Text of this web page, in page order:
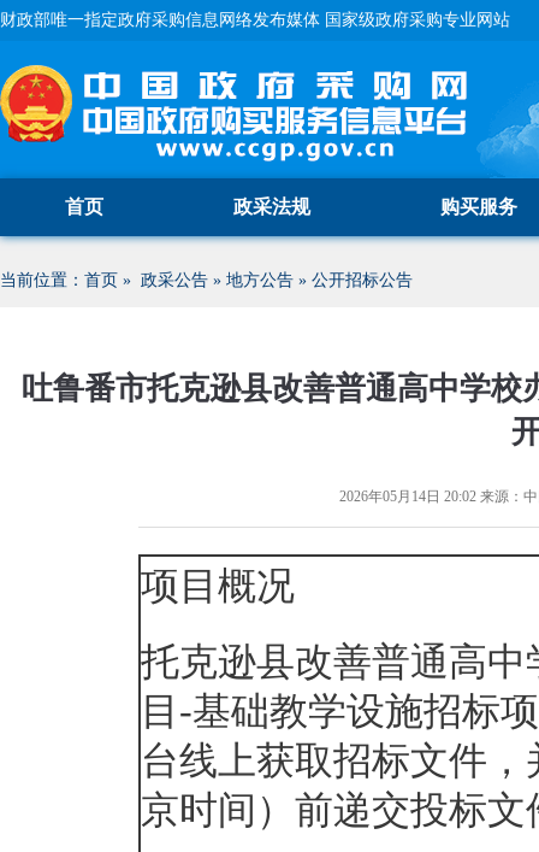
财政部唯一指定政府采购信息网络发布媒体 国家级政府采购专业网站
首页 政采法规 购买服务
当前位置： 首页 » 政采公告 » 地方公告 » 公开招标公告
吐鲁番市托克逊县改善普通高中学
2026年05月14日 20:02 来源：
项目概况
托克逊县改善普通高
目-基础教学设施招标
台线上获取招标文件，
京时间）前递交投标文